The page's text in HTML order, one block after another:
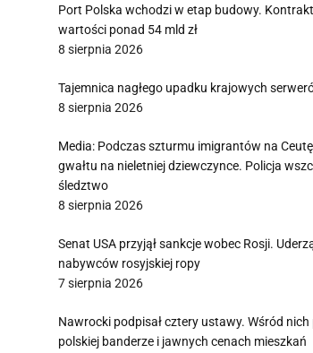
Port Polska wchodzi w etap budowy.
wartości ponad 54 mld zł
8 sierpnia 2026
Tajemnica nagłego upadku krajowych
8 sierpnia 2026
Media: Podczas szturmu imigrantów na
gwałtu na nieletniej dziewczynce. Policja
śledztwo
8 sierpnia 2026
Senat USA przyjął sankcje wobec Rosji.
nabywców rosyjskiej ropy
7 sierpnia 2026
Nawrocki podpisał cztery ustawy. Wśród nich
polskiej banderze i jawnych cenach mieszkań